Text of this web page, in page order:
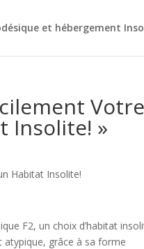
et hébergement
Votre
Insolite! »
Habitat Insolite!
F2, un choix d’habitat
atypique, grâce à sa forme